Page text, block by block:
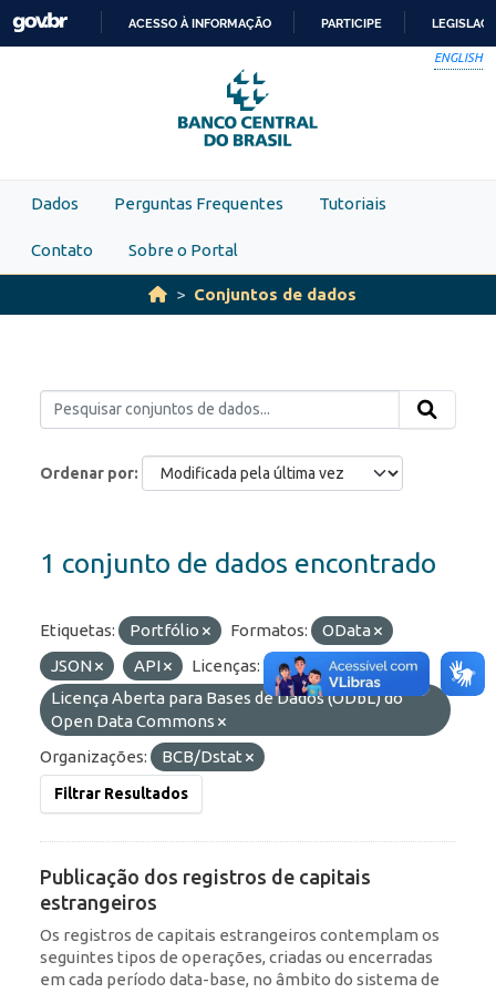
Skip to main content
PARA
O
CONTEÚDO
ACESSO À INFORMAÇÃO PARTICIPE
ENGLISH
Dados Perguntas Frequentes Tutoriais
Contato Sobre o Portal
Conjuntos de dados
Ordenar por
1 conjunto de dados encontrado
Etiquetas: Portfólio Formatos:
OData
JSON
API
Licenças:
Licença Aberta para Bases de Dados (ODbL) do
Open Data Commons
Organizações:
BCB/Dstat
Filtrar Resultados
Publicação dos registros de capitais
estrangeiros
Os registros de capitais estrangeiros contemplam os
seguintes tipos de operações, criadas ou encerradas
em cada período data-base, no âmbito do sistema de